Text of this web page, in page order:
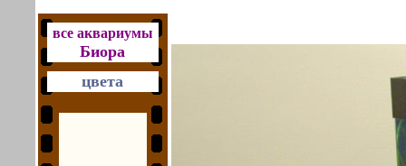
все аквариумы
Биора
цвета